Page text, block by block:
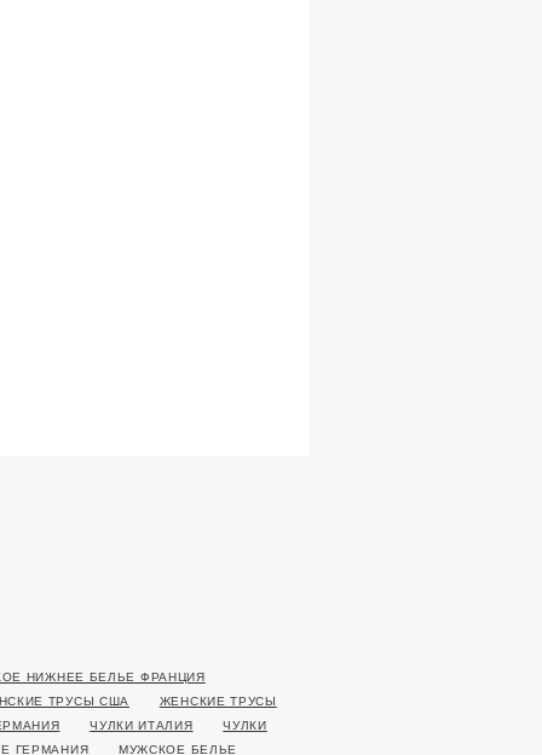
НИЖНЕЕ БЕЛЬЕ ФРАНЦИЯ
ТРУСЫ США
ЖЕНСКИЕ ТРУСЫ
ЧУЛКИ ИТАЛИЯ
ЧУЛКИ
ГЕРМАНИЯ МУЖСКОЕ БЕЛЬЕ